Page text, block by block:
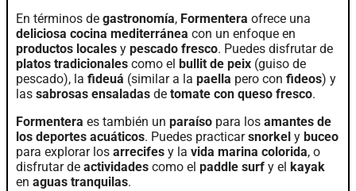
En términos de gastronomía, Formentera ofrece una
deliciosa cocina mediterránea con un enfoque en
productos locales y pescado fresco. Puedes disfrutar de
platos tradicionales como el bullit de peix (guiso de
pescado), la fideuá (similar a la paella pero con fideos) y
las sabrosas ensaladas de tomate con queso fresco.
Formentera es también un paraíso para los amantes de
los deportes acuáticos. Puedes practicarsnorkel y buceo
para explorar los arrecifes y la vida marina colorida, o
disfrutar de actividades como el paddle surf y el kayak
en aguas tranquilas.